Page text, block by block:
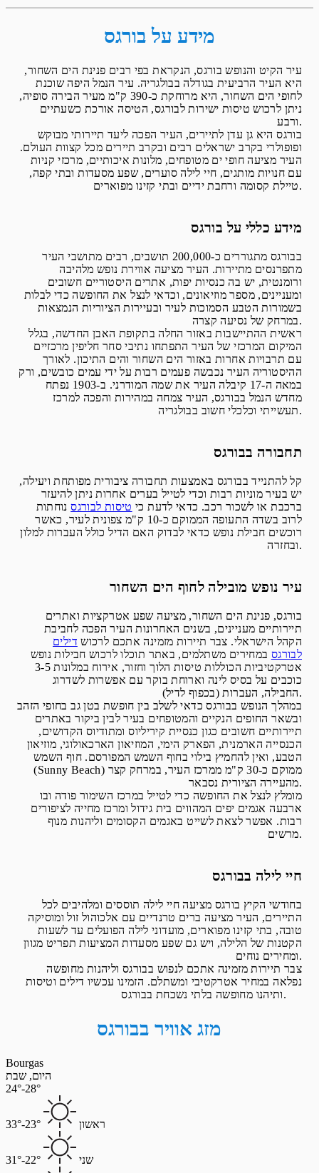
מידע על בורגס
עיר הקיט והנופש בורגס, הנקראת בפי רבים פנינת הים השחור,
היא העיר הרביעית בגודלה בבולגריה. עיר הנמל היפה שוכנת
לחופי הים השחור, היא מרוחקת כ-390 ק"מ מעיר הבירה סופיה,
ניתן לרכוש טיסות ישירות לבורגס, הטיסה אורכת כשעתיים
ורבע.
בורגס היא גן עדן לתיירים, העיר הפכה ליעד תיירותי מבוקש
ופופולרי בקרב ישראלים רבים ובקרב תיירים מכל קצוות העולם.
העיר מציעה חופי ים מטופחים, מלונות איכותיים, מרכזי קניות
עם חנויות מותגים, חיי לילה סוערים, שפע מסעדות ובתי קפה,
טיילת קסומה ורחבת ידיים ובתי קזינו מפוארים.
מידע כללי על בורגס
בבורגס מתגוררים כ-200,000 תושבים, רבים מתושבי העיר
מתפרנסים מתיירות. העיר מציעה אווירת נופש מלהיבה
ורומנטית, יש בה כנסיות יפות, אתרים היסטוריים חשובים
ומעניינים, מספר מוזיאונים, וכדאי לנצל את החופשה כדי לבלות
בשמורות הטבע הסמוכות לעיר ובעיירות הציוריות הנמצאות
במרחק של נסיעה קצרה.
ראשית ההתיישבות באזור החלה בתקופת האבן החדשה, בגלל
המיקום המרכזי של העיר התפתחו נתיבי סחר חליפין מרכזיים
עם תרבויות אחרות באזור הים השחור והים התיכון. לאורך
ההיסטוריה העיר נכבשה פעמים רבות על ידי עמים כובשים, ורק
במאה ה-17 קיבלה העיר את שמה המודרני. ב-1903 נפתח
מחדש הנמל בבורגס, העיר צמחה במהירות והפכה למרכז
תעשייתי וכלכלי חשוב בבולגריה.
תחבורה בבורגס
קל להתנייד בבורגס באמצעות תחבורה ציבורית מפותחת ויעילה,
יש בעיר מוניות רבות וכדי לטייל בערים אחרות ניתן להיעזר
ברכבת או לשכור רכב. כדאי לדעת כי טיסות לבורגסנוחתות
לרוב בשדה התעופה הממוקם כ-10 ק"מ צפונית לעיר, כאשר
רוכשים חבילת נופש כדאי לבדוק האם הדיל כולל העברות למלון
ובחזרה.
עיר נופש מובילה לחוף הים השחור
בורגס, פנינת הים השחור, מציעה שפע אטרקציות ואתרים
תיירותיים מעניינים, בשנים האחרונות העיר הפכה לחביבת
הקהל הישראלי. צבר תיירות מזמינה אתכם לרכוש דילים
לבורגס במחירים משתלמים, באתר תוכלו לרכוש חבילות נופש
אטרקטיביות הכוללות טיסות הלוך וחזור, אירוח במלונות 3-5
כוכבים על בסיס לינה וארוחת בוקר עם אפשרות לשדרוג
החבילה, העברות (בכפוף לדיל).
במהלך הנופש בבורגס כדאי לשלב בין חופשת בטן גב בחופי הזהב
ובשאר החופים הנקיים והמטופחים בעיר לבין ביקור באתרים
תיירותיים חשובים כגון כנסיית קיריליוס ומתודיוס הקדושים,
הכנסייה הארמנית, הפארק הימי, המוזיאון הארכאולוגי, מוזיאון
הטבע, ואין להחמיץ בילוי בחוף השמש המפורסם. חוף השמש
(Sunny Beach) ממוקם כ-30 ק"מ ממרכז העיר, במרחק קצר
מהעיירה הציורית נסבאר.
מומלץ לנצל את החופשה כדי לטייל במרכז השימור פודה ובו
ארבעה אגמים יפים המהווים בית גידול ומרכז מחייה לציפורים
רבות. אפשר לצאת לשייט באגמים הקסומים וליהנות מנוף
מרשים.
חיי לילה בבורגס
בחודשי הקיץ בורגס מציעה חיי לילה תוססים ומלהיבים לכל
התיירים, העיר מציעה ברים טרנדיים עם אלכוהול זול ומוסיקה
טובה, בתי קזינו מפוארים, מועדוני לילה הפועלים עד לשעות
הקטנות של הלילה, ויש גם שפע מסעדות המציעות תפריט מגוון
ומחירים נוחים.
צבר תיירות מזמינה אתכם לנפוש בבורגס וליהנות מחופשה
נפלאה במחיר אטרקטיבי ומשתלם. הזמינו עכשיו דילים וטיסות
ותיהנו מחופשה בלתי נשכחת בבורגס.
מזג אוויר בבורגס
Bourgas
היום, שבת
24°-28°
ראשון 23°-33°
שני 22°-31°